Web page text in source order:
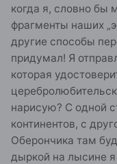
когда я, словно бы
фрагменты наших
другие способы
придумал! Я
которая
нарисую? С одной
континентов, с
Оберончика там
дыркой на лысине